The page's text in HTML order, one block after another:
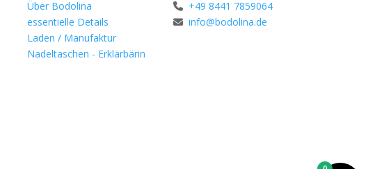
Über Bodolina
essentielle Details
Laden / Manufaktur
Nadeltaschen - Erklärbärin
+49 8441 7859064
info@bodolina.de